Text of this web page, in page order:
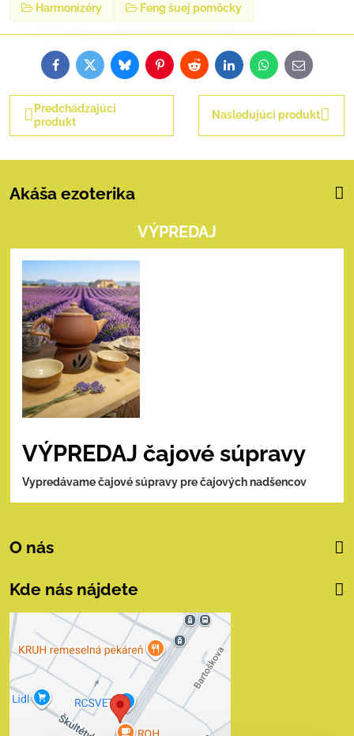
Harmonizéry Feng šuej pomôcky
FacebookTwitterBlueskyPinterestRedditLinkedInWhatsApp
E-
mail
Predchádzajúci
produkt
Nasledujúci produkt
Akáša ezoterika
VÝPREDAJ
VÝPREDAJ čajové súpravy
Vypredávame čajové súpravy pre čajových nadšencov
O nás
Kde nás nájdete
Externý obsah je
blokovaný Voľbami
súkromia
Prajete si načítať externý obsah?